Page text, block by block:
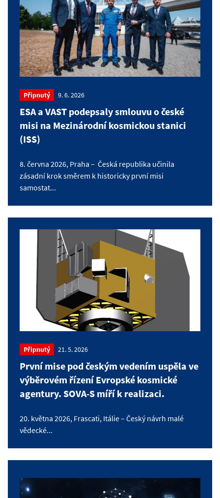
Připnutý 9. 6. 2026
ESA a VAST podepsaly smlouvu o české
misi na Mezinárodní kosmickou stanici
(ISS)
8. června 2026, Praha – Česká republika učinila
zásadní krok směrem k historicky první misi
samostat...
Připnutý 21. 5. 2026
První mise pod českým vedením uspěla ve
výběrovém řízení Evropské kosmické
agentury. SOVA-S míří k realizaci.
20. května 2026, Frascati, Itálie – Český návrh malé
vědecké...